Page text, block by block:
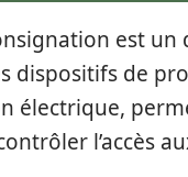
est un
dispositifs de
électrique,
l’accès